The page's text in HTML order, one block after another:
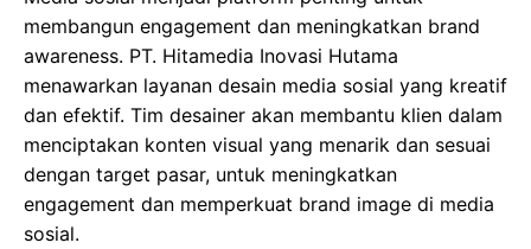
membangun engagement dan meningkatkan brand
awareness. PT. Hitamedia Inovasi Hutama
menawarkan layanan desain media sosial yang kreatif
dan efektif. Tim desainer akan membantu klien dalam
menciptakan konten visual yang menarik dan sesuai
dengan target pasar, untuk meningkatkan
engagement dan memperkuat brand image di media
sosial.